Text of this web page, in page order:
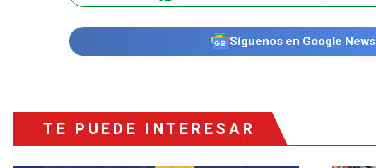
Síguenos en Google News
TE PUEDE INTERESAR